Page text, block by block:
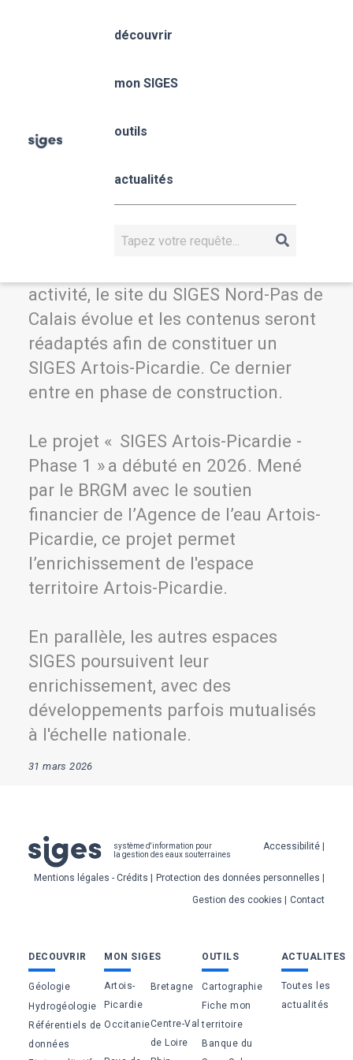
découvrir
mon SIGES
outils
actualités
Site en construction
Site en
construction
activité, le site du SIGES Nord-Pas de
Calais évolue et les contenus seront
réadaptés afin de constituer un
SIGES Artois-Picardie. Ce dernier
entre en phase de construction.
Le projet « SIGES Artois-Picardie -
Phase 1 » a débuté en 2026. Mené
par le BRGM avec le soutien
financier de l’Agence de l’eau Artois-
Picardie, ce projet permet
l’enrichissement de l'espace
territoire Artois-Picardie.
En parallèle, les autres espaces
SIGES poursuivent leur
enrichissement, avec des
développements parfois mutualisés
à l'échelle nationale.
31 mars 2026
système d'information pour
la gestion des eaux souterraines
Pied
de
page
Accessibilité
Mentions légales - Crédits
Protection des données personnelles
Gestion des cookies
Contact
Bas
de
page
DECOUVRIR
Géologie
Hydrogéologie
Référentiels de
données
MON SIGES
Artois-
Picardie
Bretagne
OccitanieCentre-Val
de Loire
OUTILS
Cartographie
Fiche mon
territoire
Banque du
ACTUALITES
Toutes les
actualités